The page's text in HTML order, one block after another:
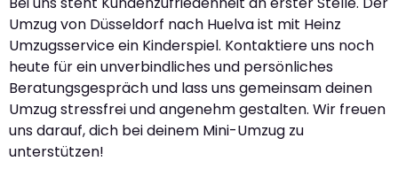
Umzug von Düsseldorf nach Huelva ist mit Heinz
Umzugsservice ein Kinderspiel. Kontaktiere uns noch
heute für ein unverbindliches und persönliches
Beratungsgespräch und lass uns gemeinsam deinen
Umzug stressfrei und angenehm gestalten. Wir freuen
uns darauf, dich bei deinem Mini-Umzug zu
unterstützen!